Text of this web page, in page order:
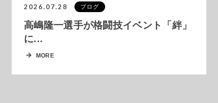
2026.07.28 ブログ
高嶋隆一選手が格闘技イベント「絆」
に...
MORE